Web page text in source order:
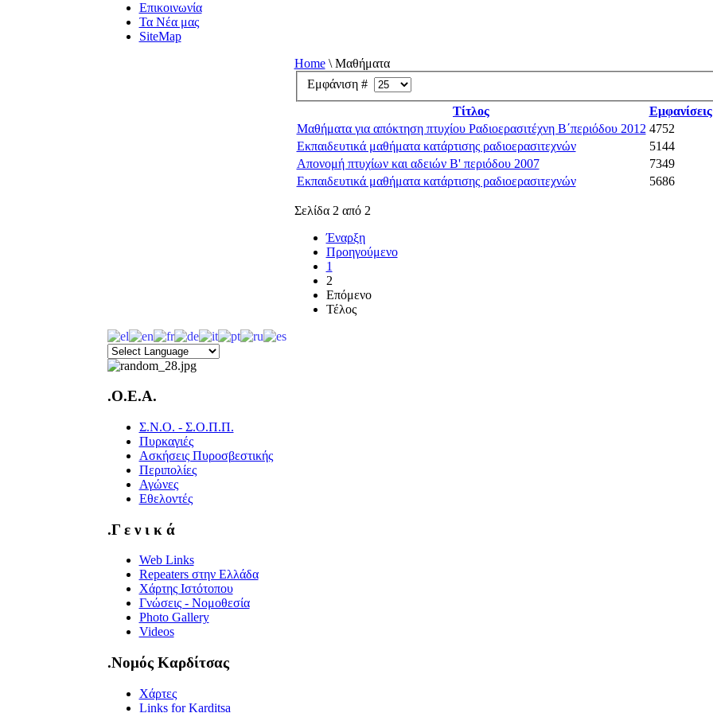
Επικοινωνία
Τα Νέα μας
SiteMap
Home \Μαθήματα
Εμφάνιση #
Τίτλος
Εμφανίσεις
Μαθήματα για απόκτηση πτυχίου Ραδιοερασιτέχνη Β΄περιόδου 2012 4752
Εκπαιδευτικά μαθήματα κατάρτισης ραδιοερασιτεχνών
5144
Απονομή πτυχίων και αδειών Β' περιόδου 2007
7349
Εκπαιδευτικά μαθήματα κατάρτισης ραδιοερασιτεχνών
5686
Σελίδα 2 από 2
Έναρξη
Προηγούμενο
1
2
Επόμενο
Τέλος
.O.E.A.
Σ.Ν.Ο. - Σ.Ο.Π.Π.
Πυρκαγιές
Ασκήσεις Πυροσβεστικής
Περιπολίες
Αγώνες
Εθελοντές
.Γ ε ν ι κ ά
Web Links
Repeaters στην Ελλάδα
Χάρτης Ιστότοπου
Γνώσεις - Νομοθεσία
Photo Gallery
Videos
.Νομός Καρδίτσας
Χάρτες
Links for Karditsa